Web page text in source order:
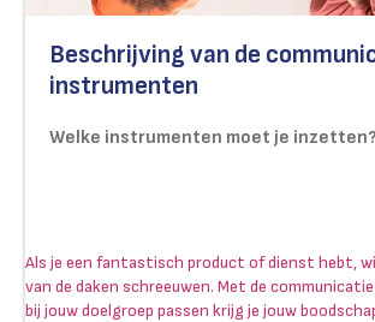
Beschrijving van de
instrumenten
Welke instrumenten moet je inzetten?
Als je een fantastisch product of dienst hebt,
van de daken schreeuwen. Met de
bij jouw doelgroep passen krijg je jouw